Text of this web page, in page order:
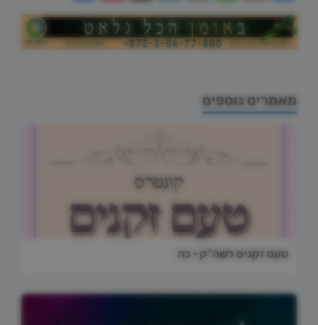
מאמרים נוספים
טעם זקנים לשה"ק • כה